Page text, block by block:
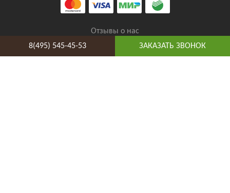
Отзывы о нас
8(495) 545-45-53 ЗАКАЗАТЬ ЗВОНОК